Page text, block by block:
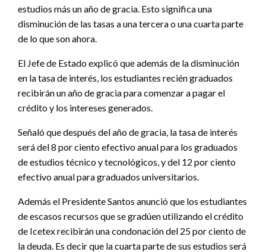
estudios más un año de gracia. Esto significa una
disminución de las tasas a una tercera o una cuarta parte
de lo que son ahora.
El Jefe de Estado explicó que además de la disminución
en la tasa de interés, los estudiantes recién graduados
recibirán un año de gracia para comenzar a pagar el
crédito y los intereses generados.
Señaló que después del año de gracia, la tasa de interés
será del 8 por ciento efectivo anual para los graduados
de estudios técnico y tecnológicos, y del 12 por ciento
efectivo anual para graduados universitarios.
Además el Presidente Santos anunció que los estudiantes
de escasos recursos que se gradúen utilizando el crédito
de Icetex recibirán una condonación del 25 por ciento de
la deuda. Es decir que la cuarta parte de sus estudios será